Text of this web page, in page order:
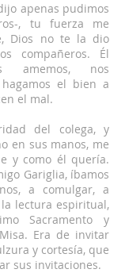
apenas pudimos
, tu fuerza me
Dios no te la dio
compañeros. Él
amemos, nos
el bien a
el mal.
del colega, y
en sus manos, me
y como él quería.
Gariglia, íbamos
a comulgar, a
lectura espiritual,
Sacramento y
Era de invitar
y cortesía, que
sus invitaciones.